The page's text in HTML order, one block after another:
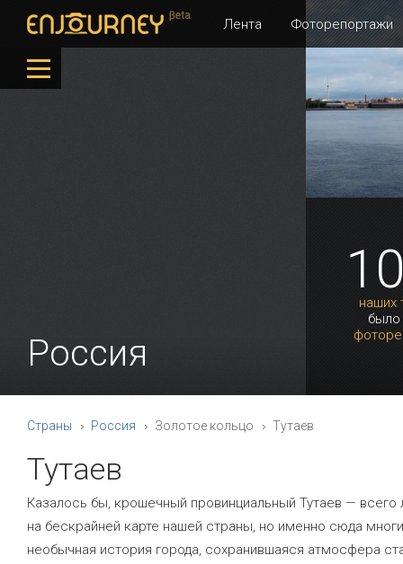
Лента Фоторепортажи
наших
было
Россия
Страны Россия Золотое кольцо Тутаев
Тутаев
Казалось бы, крошечный провинциальный Тутаев — всего
на бескрайней карте нашей страны, но именно сюда
необычная история города, сохранившаяся атмосфера